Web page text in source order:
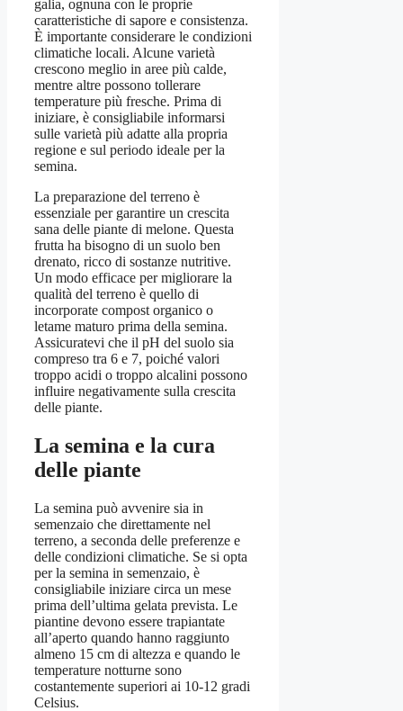
galia, ognuna con le proprie
caratteristiche di sapore e consistenza.
È importante considerare le condizioni
climatiche locali. Alcune varietà
crescono meglio in aree più calde,
mentre altre possono tollerare
temperature più fresche. Prima di
iniziare, è consigliabile informarsi
sulle varietà più adatte alla propria
regione e sul periodo ideale per la
semina.
La preparazione del terreno è
essenziale per garantire un crescita
sana delle piante di melone. Questa
frutta ha bisogno di un suolo ben
drenato, ricco di sostanze nutritive.
Un modo efficace per migliorare la
qualità del terreno è quello di
incorporate compost organico o
letame maturo prima della semina.
Assicuratevi che il pH del suolo sia
compreso tra 6 e 7, poiché valori
troppo acidi o troppo alcalini possono
influire negativamente sulla crescita
delle piante.
La semina e la cura
delle piante
La semina può avvenire sia in
semenzaio che direttamente nel
terreno, a seconda delle preferenze e
delle condizioni climatiche. Se si opta
per la semina in semenzaio, è
consigliabile iniziare circa un mese
prima dell’ultima gelata prevista. Le
piantine devono essere trapiantate
all’aperto quando hanno raggiunto
almeno 15 cm di altezza e quando le
temperature notturne sono
costantemente superiori ai 10-12 gradi
Celsius.